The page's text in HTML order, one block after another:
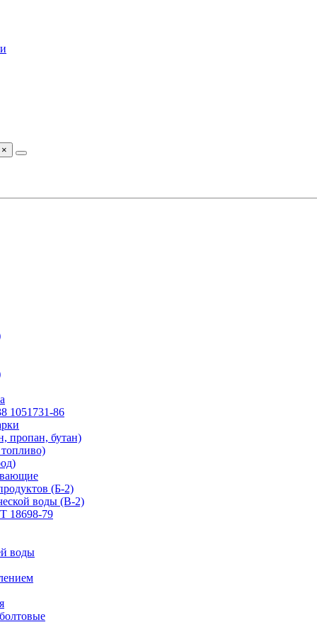
×
1051731-86
пропан, бутан)
(Б-2)
воды (В-2)
18698-79
воды